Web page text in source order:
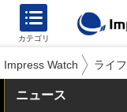
カテゴリ
Impress Watch ライフ
ニュース